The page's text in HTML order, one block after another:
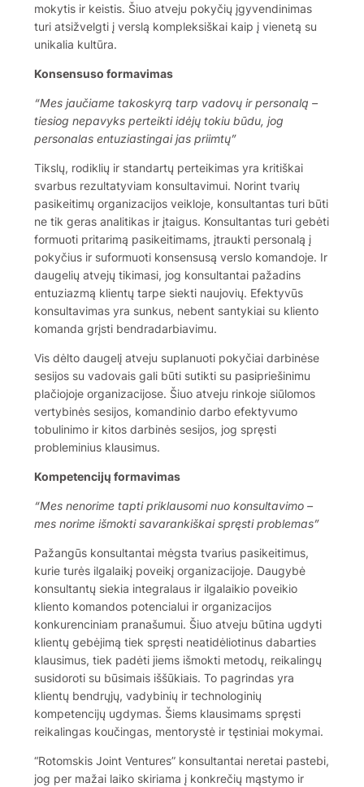
mokytis ir keistis. Šiuo atveju pokyčių įgyvendinimas
turi atsižvelgti į verslą kompleksiškai kaip į vienetą su
unikalia kultūra.
Konsensuso formavimas
“Mes jaučiame takoskyrą tarp vadovų ir personalą –
tiesiog nepavyks perteikti idėjų tokiu būdu, jog
personalas entuziastingai jas priimtų”
Tikslų, rodiklių ir standartų perteikimas yra kritiškai
svarbus rezultatyviam konsultavimui. Norint tvarių
pasikeitimų organizacijos veikloje, konsultantas turi būti
ne tik geras analitikas ir įtaigus. Konsultantas turi gebėti
formuoti pritarimą pasikeitimams, įtraukti personalą į
pokyčius ir suformuoti konsensusą verslo komandoje. Ir
daugelių atvejų tikimasi, jog konsultantai pažadins
entuziazmą klientų tarpe siekti naujovių. Efektyvūs
konsultavimas yra sunkus, nebent santykiai su kliento
komanda grįsti bendradarbiavimu.
Vis dėlto daugelį atveju suplanuoti pokyčiai darbinėse
sesijos su vadovais gali būti sutikti su pasipriešinimu
plačiojoje organizacijose. Šiuo atveju rinkoje siūlomos
vertybinės sesijos, komandinio darbo efektyvumo
tobulinimo ir kitos darbinės sesijos, jog spręsti
probleminius klausimus.
Kompetencijų formavimas
“Mes nenorime tapti priklausomi nuo konsultavimo –
mes norime išmokti savarankiškai spręsti problemas”
Pažangūs konsultantai mėgsta tvarius pasikeitimus,
kurie turės ilgalaikį poveikį organizacijoje. Daugybė
konsultantų siekia integralaus ir ilgalaikio poveikio
kliento komandos potencialui ir organizacijos
konkurenciniam pranašumui. Šiuo atveju būtina ugdyti
klientų gebėjimą tiek spręsti neatidėliotinus dabarties
klausimus, tiek padėti jiems išmokti metodų, reikalingų
susidoroti su būsimais iššūkiais. To pagrindas yra
klientų bendrųjų, vadybinių ir technologinių
kompetencijų ugdymas. Šiems klausimams spręsti
reikalingas koučingas, mentorystė ir tęstiniai mokymai.
“Rotomskis Joint Ventures” konsultantai neretai pastebi,
jog per mažai laiko skiriama į konkrečių mąstymo ir